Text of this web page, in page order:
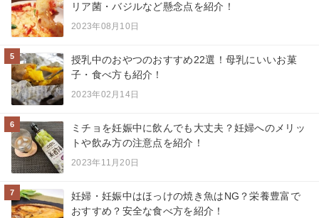
リア菌・バジルなど懸念点を紹介！
2023年08月10日
5
授乳中のおやつのおすすめ22選！母乳にいいお菓
子・食べ方も紹介！
2023年02月14日
6
ミチョを妊娠中に飲んでも大丈夫？妊婦へのメリッ
トや飲み方の注意点を紹介！
2023年11月20日
7
妊婦・妊娠中はほっけの焼き魚はNG？栄養豊富で
おすすめ？安全な食べ方を紹介！